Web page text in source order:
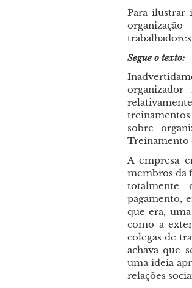
Para ilustrar
Segue o texto:
sobre
Treinamento
A empresa
membros da
totalmente
pagamento,
que era,
como a
colegas de
achava que
uma ideia
relações